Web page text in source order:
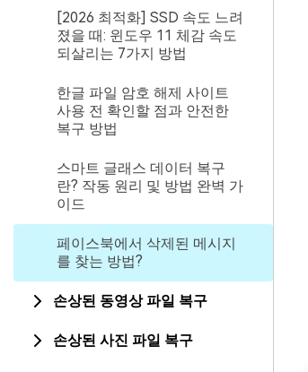
[2026 최적화] SSD 속도 느려
졌을 때: 윈도우 11 체감 속도
되살리는 7가지 방법
한글 파일 암호 해제 사이트
사용 전 확인할 점과 안전한
복구 방법
스마트 글래스 데이터 복구
란? 작동 원리 및 방법 완벽 가
이드
페이스북에서 삭제된 메시지
를 찾는 방법?
손상된 동영상 파일 복구
손상된 사진 파일 복구